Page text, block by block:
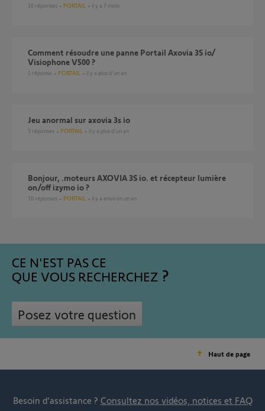
16 réponses PORTAIL il y a 7 mois
Comment résoudre une panne Portail Axovia 3S io/
Visiophone V500 ?
1 réponse PORTAIL il y a plus d'un an
Jeu anormal sur axovia 3s io
5 réponses PORTAIL il y a plus d'un an
Bonjour, .moteurs AXOVIA 3S io. et récepteur lumière
on/off izymo io ?
10 réponses PORTAIL il y a environ un an
CE N'EST PAS CE
QUE VOUS RECHERCHEZ
Posez votre question
Haut de page
Besoin d’assistance ? Consultez nos vidéos, notices et FAQ